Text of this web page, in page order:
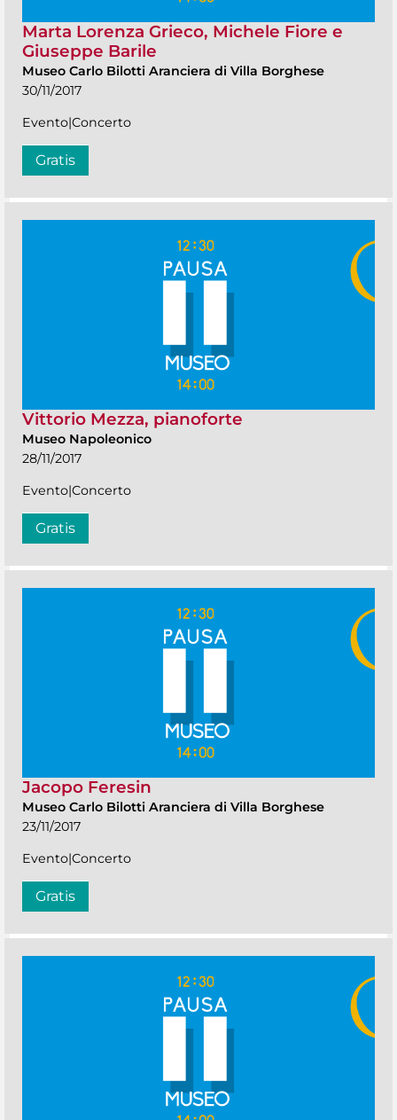
Marta Lorenza Grieco, Michele Fiore e
Giuseppe Barile
Museo Carlo Bilotti Aranciera di Villa Borghese
30/11/2017
Evento|Concerto
Gratis
Vittorio Mezza, pianoforte
Museo Napoleonico
28/11/2017
Evento|Concerto
Gratis
Jacopo Feresin
Museo Carlo Bilotti Aranciera di Villa Borghese
23/11/2017
Evento|Concerto
Gratis